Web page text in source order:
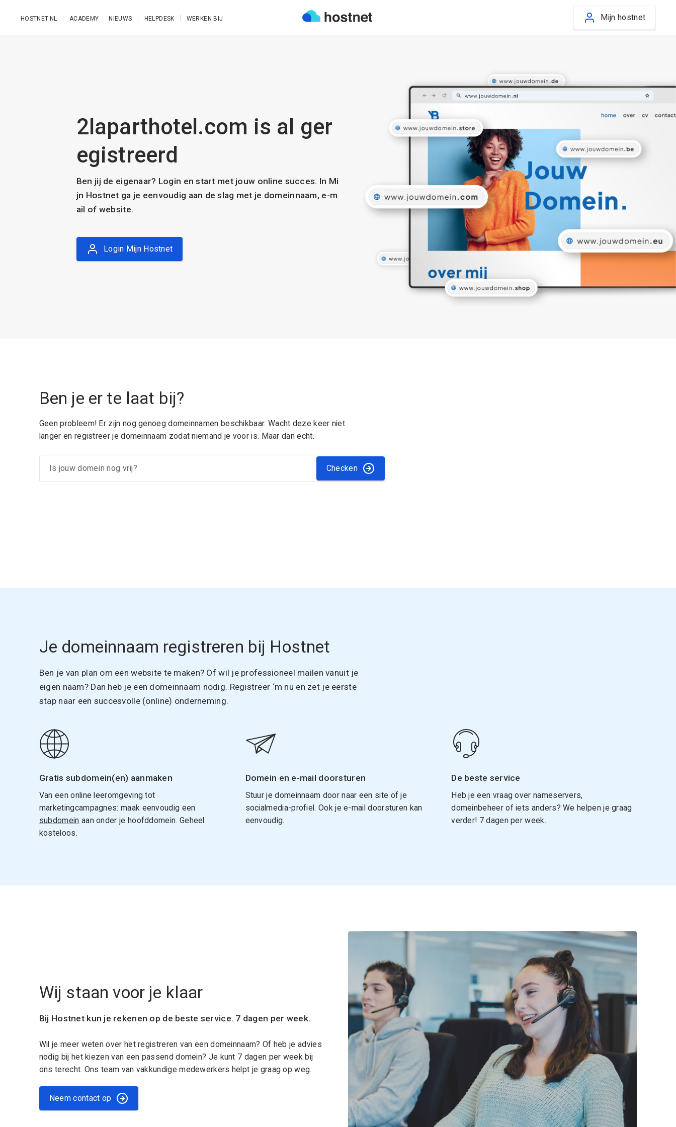
HOSTNET.NL ACADEMY NIEUWS HELPDESK WERKEN BIJ Mijn hostnet
2laparthotel.com is al ger
egistreerd
Ben jij de eigenaar? Login en start met jouw online succes. In Mi
jn Hostnet ga je eenvoudig aan de slag met je domeinnaam, e-m
ail of website.
Login Mijn Hostnet
Ben je er te laat bij?
Geen probleem! Er zijn nog genoeg domeinnamen beschikbaar. Wacht deze keer niet
langer en registreer je domeinnaam zodat niemand je voor is. Maar dan echt.
Checken
Je domeinnaam registreren bij Hostnet
Ben je van plan om een website te maken? Of wil je professioneel mailen vanuit je
eigen naam? Dan heb je een domeinnaam nodig. Registreer ‘m nu en zet je eerste
stap naar een succesvolle (online) onderneming.
Gratis subdomein(en) aanmaken
Van een online leeromgeving tot
marketingcampagnes: maak eenvoudig een
subdomein aan onder je hoofddomein. Geheel
kosteloos.
Domein en e-mail doorsturen
Stuur je domeinnaam door naar een site of je
socialmedia-profiel. Ook je e-mail doorsturen kan
eenvoudig.
De beste service
Heb je een vraag over nameservers,
domeinbeheer of iets anders? We helpen je graag
verder! 7 dagen per week.
Wij staan voor je klaar
Bij Hostnet kun je rekenen op de beste service. 7 dagen per week.
Wil je meer weten over het registreren van een domeinnaam? Of heb je advies
nodig bij het kiezen van een passend domein? Je kunt 7 dagen per week bij
ons terecht. Ons team van vakkundige medewerkers helpt je graag op weg.
Neem contact op